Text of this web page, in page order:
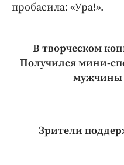
пробасила: «Ура!».
В творческом
Получился мини-
Зрители